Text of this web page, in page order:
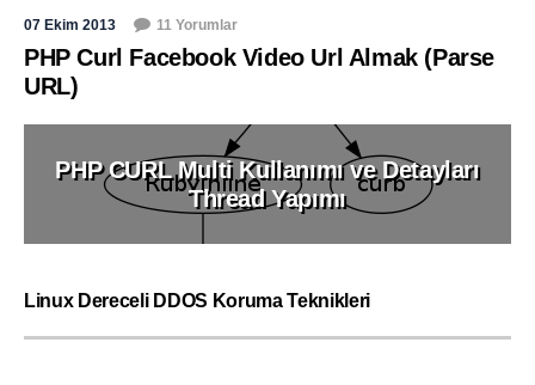
07 Ekim 2013 11 Yorumlar
PHP Curl Facebook Video Url Almak (Parse
URL)
PHP CURL Multi Kullanımı ve Detayları
Thread Yapımı
Linux Dereceli DDOS Koruma Teknikleri